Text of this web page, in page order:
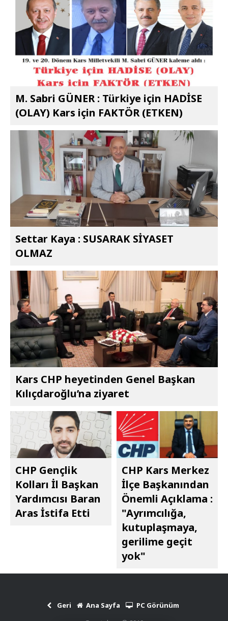
M. Sabri GÜNER : Türkiye için HADİSE
(OLAY) Kars için FAKTÖR (ETKEN)
Settar Kaya : SUSARAK SİYASET
OLMAZ
Kars CHP heyetinden Genel Başkan
Kılıçdaroğlu’na ziyaret
CHP Gençlik
Kolları İl Başkan
Yardımcısı Baran
Aras İstifa Etti
CHP Kars Merkez
İlçe Başkanından
Önemli Açıklama :
"Ayrımcılığa,
kutuplaşmaya,
gerilime geçit
yok"
Geri Ana Sayfa
PC Görünüm